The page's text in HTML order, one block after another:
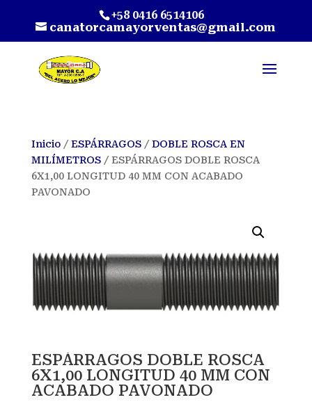
+58 0416 6514106
canatorcamayorventas@gmail.com
Inicio/ ESPÁRRAGOS/ DOBLE ROSCA EN
MILÍMETROS/ ESPÁRRAGOS DOBLE ROSCA
6X1,00 LONGITUD 40 MM CON ACABADO
PAVONADO
ESPÁRRAGOS DOBLE ROSCA
6X1,00 LONGITUD 40 MM CON
ACABADO PAVONADO